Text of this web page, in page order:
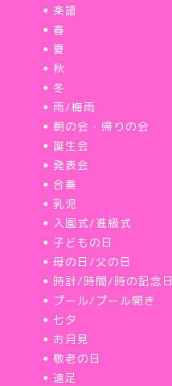
楽譜
春
夏
秋
冬
雨/梅雨
朝の会・帰りの会
誕生会
発表会
合奏
乳児
入園式/進級式
子どもの日
母の日/父の日
時計/時間/時の記念日
プール/プール開き
七夕
お月見
敬老の日
遠足